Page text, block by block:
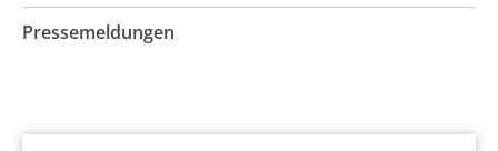
Pressemeldungen